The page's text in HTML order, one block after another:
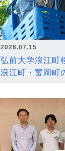
2026.07.15
弘前大学浪江
浪江町・富岡町